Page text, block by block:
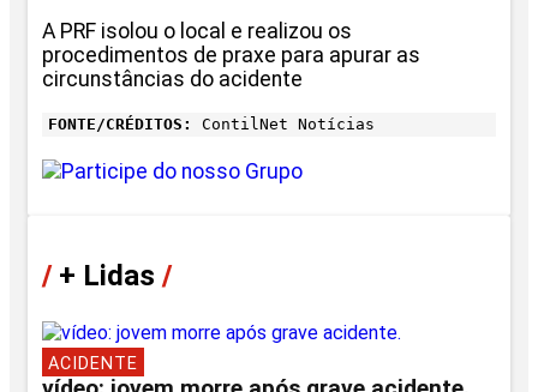
A PRF isolou o local e realizou os
procedimentos de praxe para apurar as
circunstâncias do acidente
FONTE/CRÉDITOS: ContilNet Notícias
/+ Lidas /
ACIDENTE